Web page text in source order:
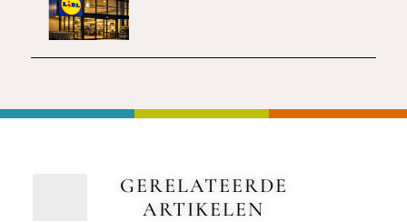
GERELATEERDE
ARTIKELEN